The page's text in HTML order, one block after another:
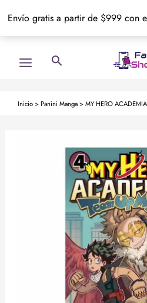
Envío gratis a partir de $999 con
Menu
Buscar
Inicio> Panini Manga>MY HERO